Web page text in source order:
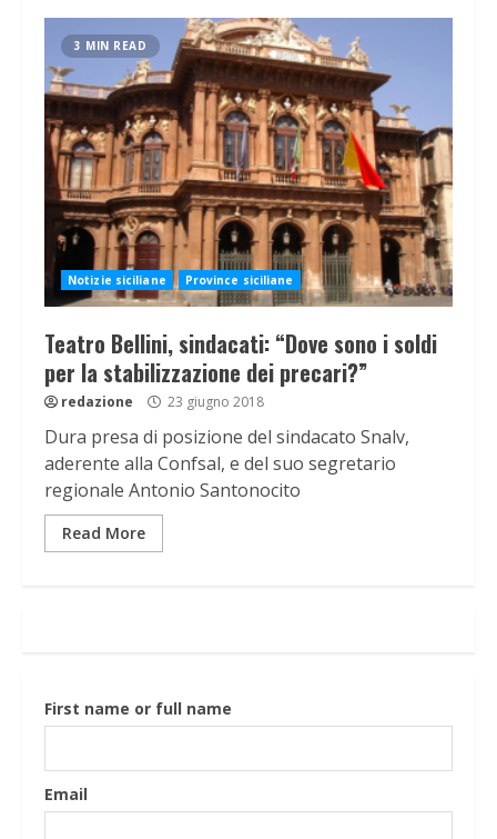
3 MIN READ
Notizie siciliane Province siciliane
Teatro Bellini, sindacati: “Dove sono i soldi
per la stabilizzazione dei precari?”
redazione 23 giugno 2018
Dura presa di posizione del sindacato Snalv,
aderente alla Confsal, e del suo segretario
regionale Antonio Santonocito
Read More
First name or full name
Email